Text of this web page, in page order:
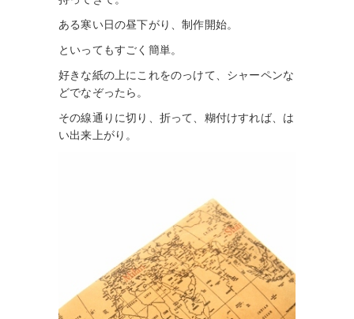
ある寒い日の昼下がり、制作開始。
といってもすごく簡単。
好きな紙の上にこれをのっけて、シャーペンな
どでなぞったら。
その線通りに切り、折って、糊付けすれば、は
い出来上がり。